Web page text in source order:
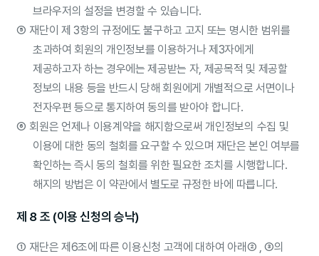
브라우저의 설정을 변경할 수 있습니다.
⑤ 재단이 제 3항의 규정에도 불구하고 고지 또는 명시한 범위를
초과하여 회원의 개인정보를 이용하거나 제3자에게
제공하고자 하는 경우에는 제공받는 자, 제공목적 및 제공할
정보의 내용 등을 반드시 당해 회원에게 개별적으로 서면이나
전자우편 등으로 통지하여 동의를 받아야 합니다.
⑥ 회원은 언제나 이용계약을 해지함으로써 개인정보의 수집 및
이용에 대한 동의 철회를 요구할 수 있으며 재단은 본인 여부를
확인하는 즉시 동의 철회를 위한 필요한 조치를 시행합니다.
해지의 방법은 이 약관에서 별도로 규정한 바에 따릅니다.
제 8 조 (이용 신청의 승낙)
① 재단은 제6조에 따른 이용신청 고객에 대하여 아래② , ③의